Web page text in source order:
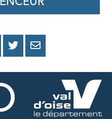
PARTAGER
PARTAGER
PARTAGER
MAIL